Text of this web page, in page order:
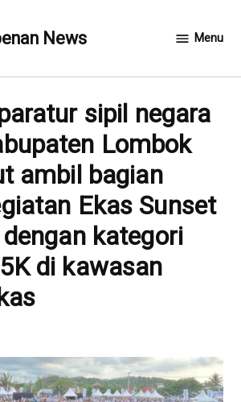
News Menu
Lombok
ambil bagian
Ekas Sunset
kategori
di kawasan